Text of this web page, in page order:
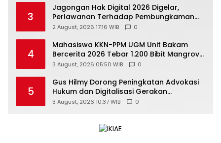
3
Jagongan Hak Digital 2026 Digelar,
Perlawanan Terhadap Pembungkaman
Media Digital
2 August, 2026 17:16 WIB 0
4
Mahasiswa KKN-PPM UGM Unit Bakam
Bercerita 2026 Tebar 1.200 Bibit Mangrove
di Sungai Air Layang
3 August, 2026 05:50 WIB 0
5
Gus Hilmy Dorong Peningkatan Advokasi
Hukum dan Digitalisasi Gerakan
Meningkatkan Kualitas PMII DIY
3 August, 2026 10:37 WIB 0